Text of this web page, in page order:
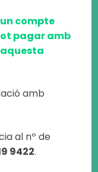
compte
pagar amb
amb
al nº de
9422.